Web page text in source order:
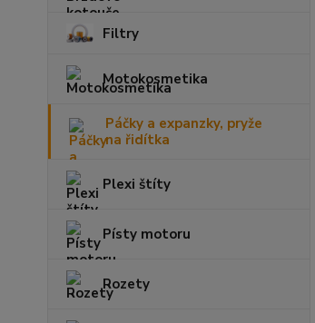
Filtry
Motokosmetika
Páčky a expanzky, pryže
na řidítka
Plexi štíty
Písty motoru
Rozety